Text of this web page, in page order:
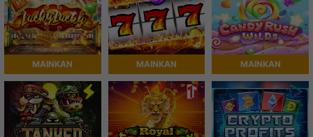
MAINKAN MAINKAN MAINKAN